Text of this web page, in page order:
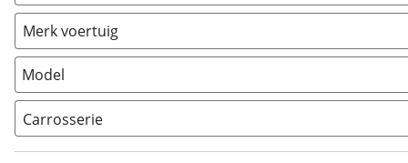
Vouwwagen
Merk voertuig
Model
Carrosserie
Alkoof (0)